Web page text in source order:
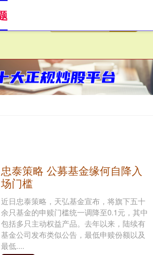
忠泰策略 公募基金缘何自降入
场门槛
近日忠泰策略，天弘基金宣布，将旗下五十
余只基金的申赎门槛统一调降至0.1元，其中
包括多只主动权益产品。去年以来，陆续有
基金公司发布类似公告，最低申赎份额以及
最低....